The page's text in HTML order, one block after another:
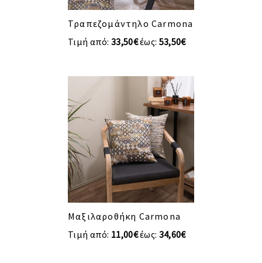
Τραπεζομάντηλο Carmona
Τιμή από: 33,50€έως: 53,50€
Μαξιλαροθήκη Carmona
Τιμή από: 11,00€έως: 34,60€